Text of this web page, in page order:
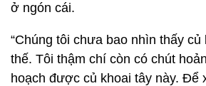
ở ngón cái.
“Chúng tôi chưa bao nhìn thấy
thế. Tôi thậm chí còn có chút
hoạch được củ khoai tây này. Để